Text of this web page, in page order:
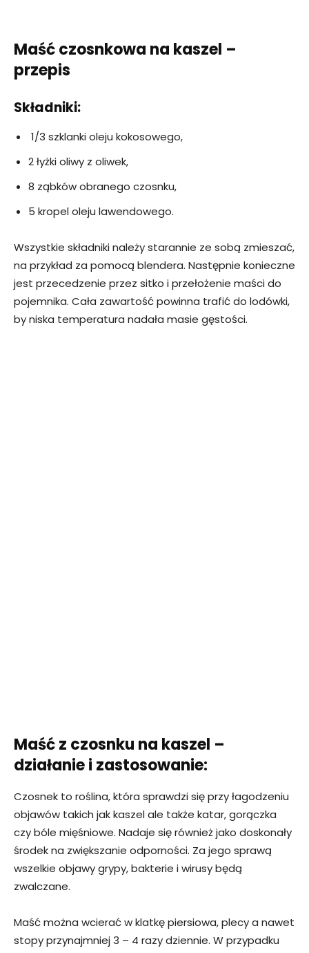
Maść czosnkowa na kaszel –
przepis
Składniki:
1/3 szklanki oleju kokosowego,
2 łyżki oliwy z oliwek,
8 ząbków obranego czosnku,
5 kropel oleju lawendowego.
Wszystkie składniki należy starannie ze sobą zmieszać,
na przykład za pomocą blendera. Następnie konieczne
jest przecedzenie przez sitko i przełożenie maści do
pojemnika. Cała zawartość powinna trafić do lodówki,
by niska temperatura nadała masie gęstości.
Maść z czosnku na kaszel –
działanie i zastosowanie:
Czosnek to roślina, która sprawdzi się przy łagodzeniu
objawów takich jak kaszel ale także katar, gorączka
czy bóle mięśniowe. Nadaje się również jako doskonały
środek na zwiększanie odporności. Za jego sprawą
wszelkie objawy grypy, bakterie i wirusy będą
zwalczane.
Maść można wcierać w klatkę piersiowa, plecy a nawet
stopy przynajmniej 3 – 4 razy dziennie. W przypadku